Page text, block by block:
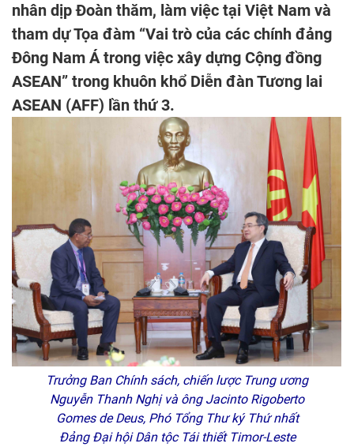
nhân dịp Đoàn thăm, làm việc tại Việt Nam và
tham dự Tọa đàm “Vai trò của các chính đảng
Đông Nam Á trong việc xây dựng Cộng đồng
ASEAN” trong khuôn khổ Diễn đàn Tương lai
ASEAN (AFF) lần thứ 3.
Trưởng Ban Chính sách, chiến lược Trung ương
Nguyễn Thanh Nghị và ông Jacinto Rigoberto
Gomes de Deus, Phó Tổng Thư ký Thứ nhất
Đảng Đại hội Dân tộc Tái thiết Timor-Leste